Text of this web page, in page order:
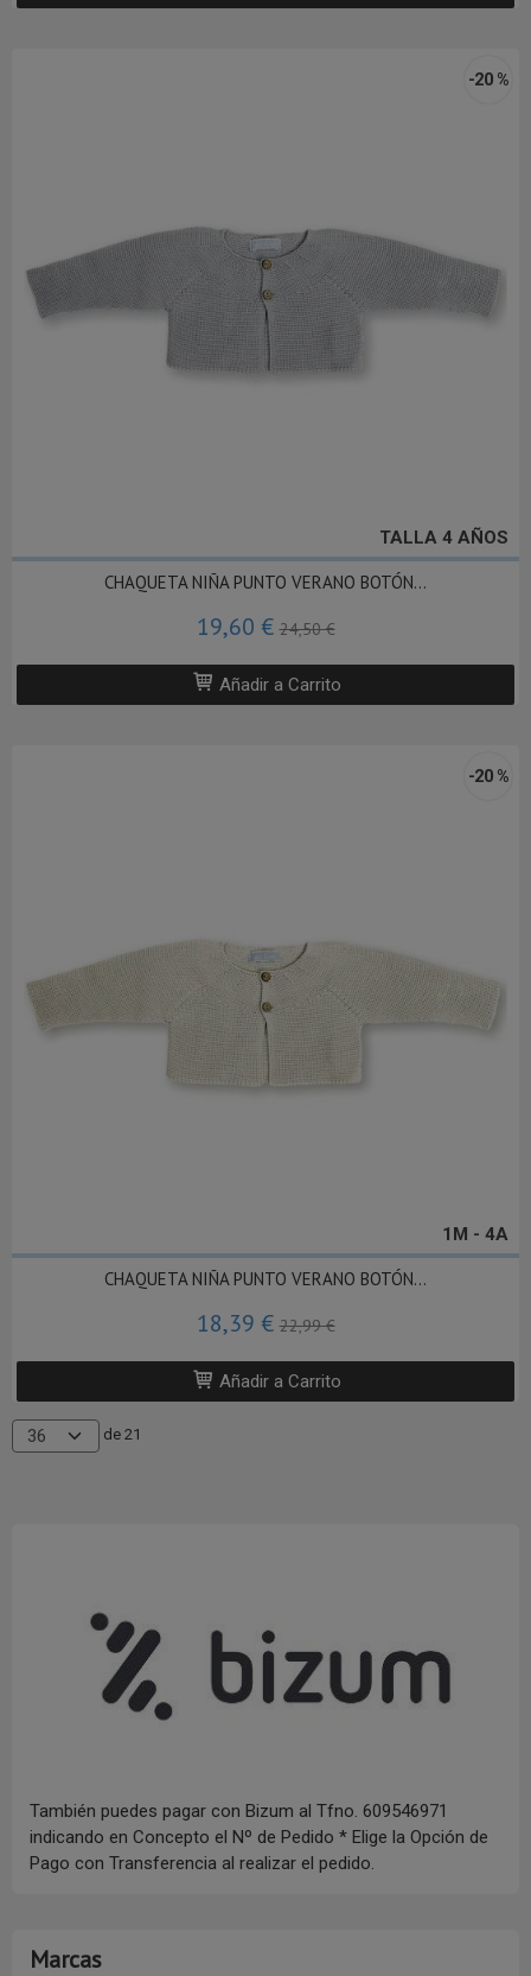
También puedes pagar con Bizum al Tfno. 609546971
indicando en Concepto el Nº de Pedido * Elige la Opción de
Pago con Transferencia al realizar el pedido.
Marcas
TALLA 4 AÑOS
-20 %
CHAQUETA NIÑA PUNTO VERANO BOTÓN...
19,60 €24,50 €
Añadir a Carrito
1M - 4A
-20 %
CHAQUETA NIÑA PUNTO VERANO BOTÓN...
18,39 €22,99 €
Añadir a Carrito
de 21